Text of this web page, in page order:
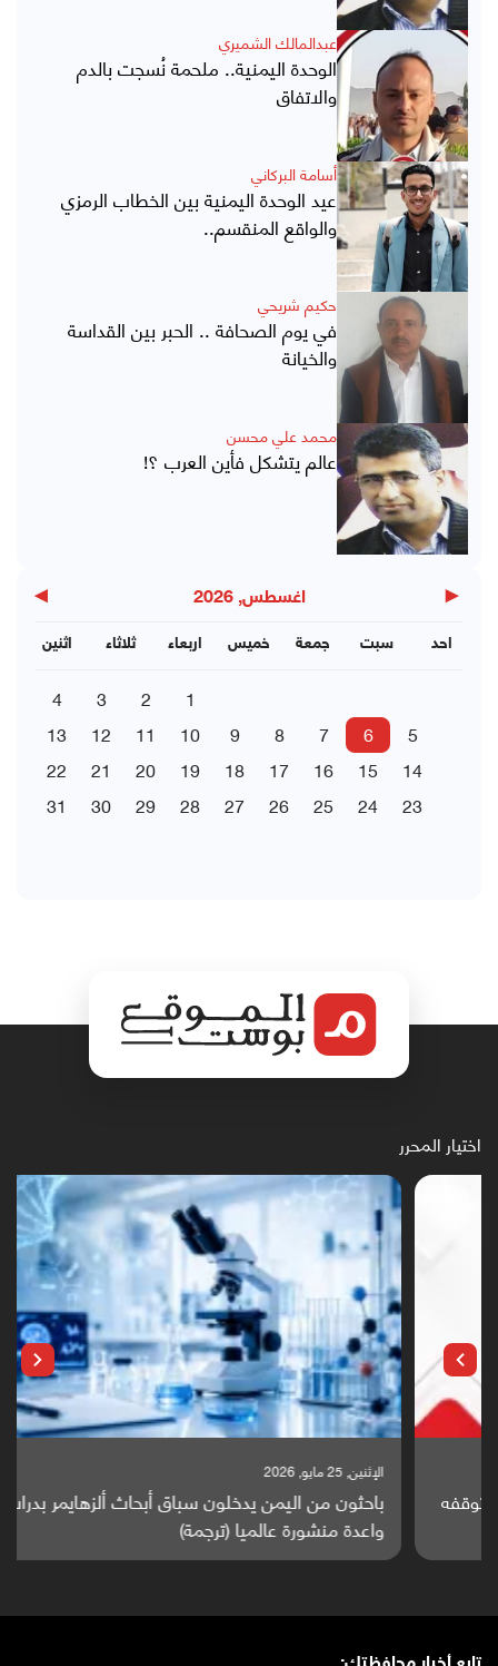
عبدالمالك الشميري
الوحدة اليمنية.. ملحمة نُسجت بالدم
والاتفاق
أسامة البركاني
عيد الوحدة اليمنية بين الخطاب الرمزي
والواقع المنقسم..
حكيم شريحي
في يوم الصحافة .. الحبر بين القداسة
والخيانة
محمد علي محسن
عالم يتشكل فأين العرب ؟!
◀ اغسطس, 2026 ▶
اثنين ثلاثاء اربعاء خميس جمعة سبت احد
1
2
3
4
5
6
7
8
9
10
11
12
13
14
15
16
17
18
19
20
21
22
23
24
25
26
27
28
29
30
31
اختيار المحرر
باحثون من اليمن يدخلون سباق أبحاث ألزهايمر بدراسة
واعدة منشورة عالميا (ترجمة)